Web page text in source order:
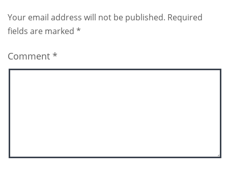
Your email address will not be published. Required
fields are marked *
Comment *